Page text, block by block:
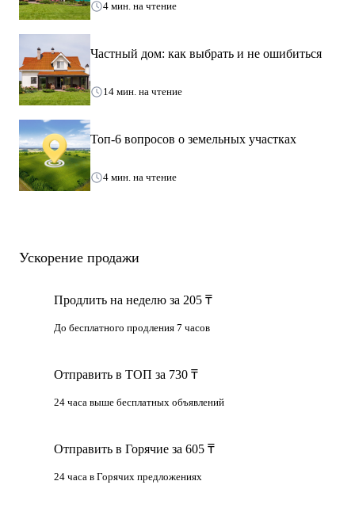
4 мин. на чтение
Частный дом: как выбрать и не ошибиться
14 мин. на чтение
Топ-6 вопросов о земельных участках
4 мин. на чтение
Ускорение продажи
Продлить на неделю за 205 ₸
До бесплатного продления 7 часов
Отправить в ТОП за 730 ₸
24 часа выше бесплатных объявлений
Отправить в Горячие за 605 ₸
24 часа в Горячих предложениях